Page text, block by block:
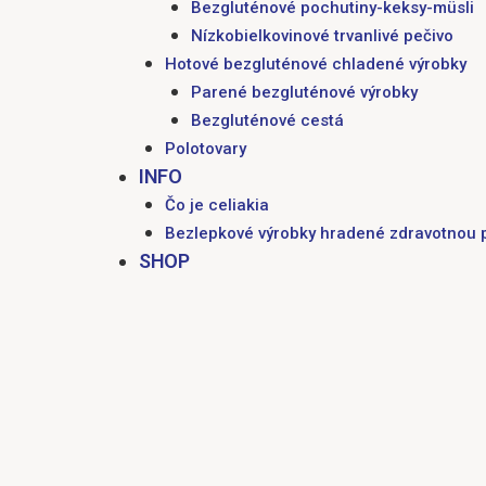
Bezgluténové pochutiny-keksy-müsli
Nízkobielkovinové trvanlivé pečivo
Hotové bezgluténové chladené výrobky
Parené bezgluténové výrobky
Bezgluténové cestá
Polotovary
INFO
Čo je celiakia
Bezlepkové výrobky hradené zdravotnou
SHOP